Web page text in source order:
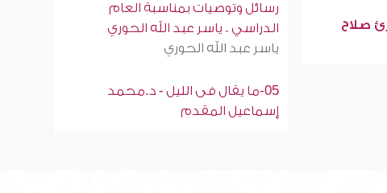
صلاح
رسائل وتوصيات بمناسبة العام
الدراسي . ياسر عبد الله الحوري
ياسر عبد الله الحوري
05-ما يقال فى الليل - د.محمد
إسماعيل المقدم